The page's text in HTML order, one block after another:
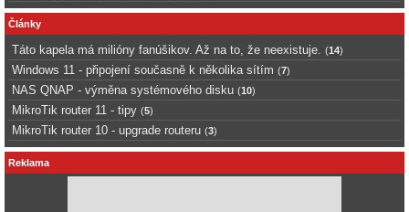
Články
Táto kapela má milióny fanúšikov. Až na to, že neexistuje. (14)
Windows 11 - připojení současně k několika sítím (7)
NAS QNAP - výměna systémového disku (10)
MikroTik router 11 - tipy (5)
MikroTik router 10 - upgrade routeru (3)
Reklama